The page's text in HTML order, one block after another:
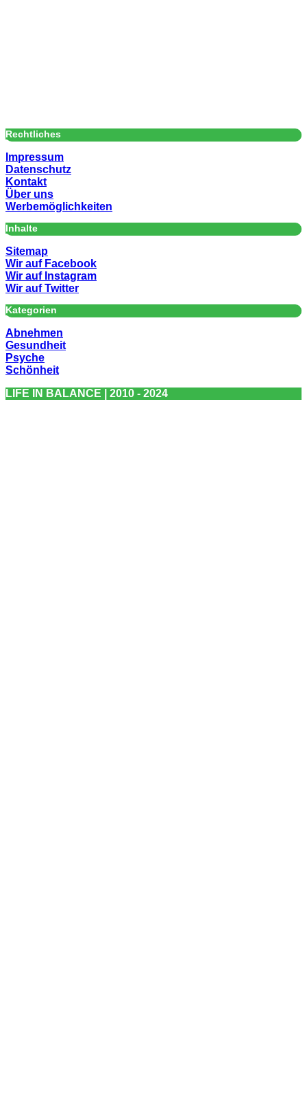
Rechtliches
Impressum
Datenschutz
Kontakt
Über uns
Werbemöglichkeiten
Inhalte
Sitemap
Wir auf Facebook
Wir auf Instagram
Wir auf Twitter
Kategorien
Abnehmen
Gesundheit
Psyche
Schönheit
LIFE IN BALANCE | 2010 - 2024